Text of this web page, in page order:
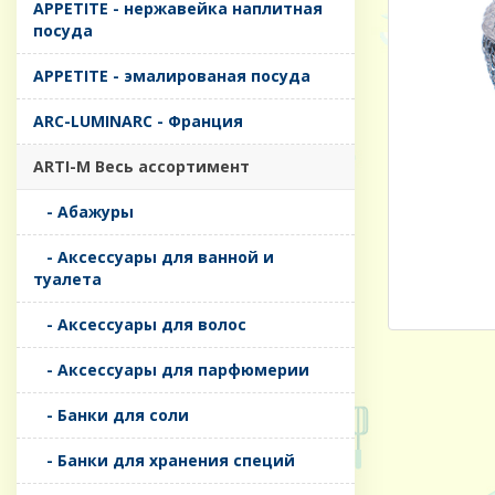
APPETITE - нержавейка наплитная
посуда
APPETITE - эмалированая посуда
ARC-LUMINARC - Франция
ARTI-M Весь ассортимент
- Абажуры
- Аксессуары для ванной и
туалета
- Аксессуары для волос
- Аксессуары для парфюмерии
- Банки для соли
- Банки для хранения специй